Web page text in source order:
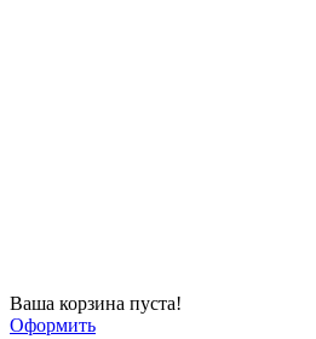
Ваша корзина пуста!
Оформить